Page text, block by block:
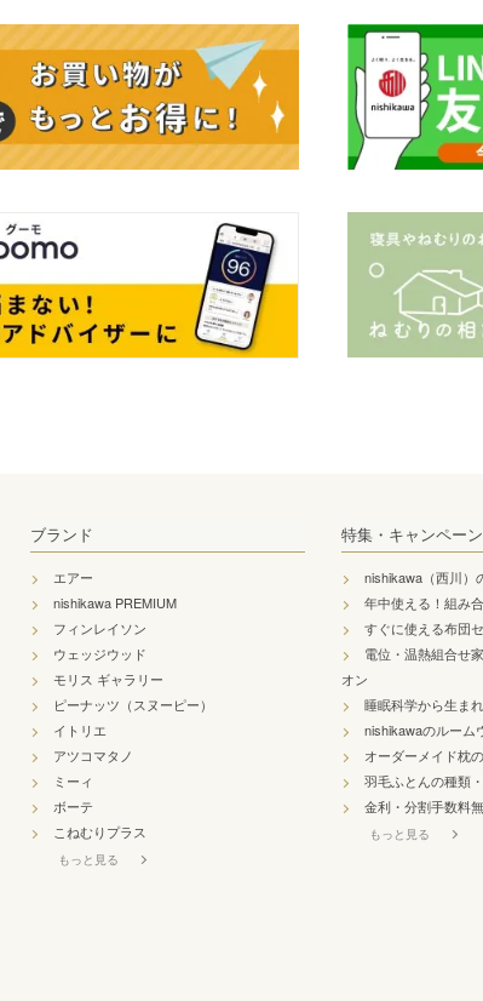
ブランド
エアー
nishikawa PREMIUM
フィンレイソン
ウェッジウッド
モリス ギャラリー
ピーナッツ（スヌーピー）
イトリエ
アツコマタノ
ミーィ
ボーテ
こねむりプラス
もっと見る
特集・キャンペーン
nishikawa（西川）
年中使える！組み
すぐに使える布団
電位・温熱組合せ
オン
睡眠科学から生ま
nishikawaのルーム
オーダーメイド枕
羽毛ふとんの種類
金利・分割手数料
もっと見る